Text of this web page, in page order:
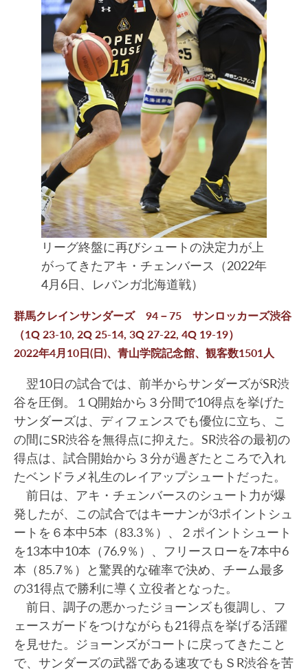
リーグ終盤に再びシュートの決定力が上
がってきたアキ・チェンバース（2022年
4月6日、レバンガ北海道戦）
群馬クレインサンダーズ 94－75 サンロッカーズ渋谷
（1Q 23-10, 2Q 25-14, 3Q 27-22, 4Q 19-19）
2022年4月10日(日)、青山学院記念館、観客数1501人
翌10日の試合では、前半からサンダーズがSR渋
谷を圧倒。１Q開始から３分間で10得点を挙げた
サンダーズは、ディフェンスでも優位に立ち、こ
の間にSR渋谷を無得点に抑えた。SR渋谷の最初の
得点は、試合開始から３分が過ぎたところで入れ
たベンドラメ礼生のレイアップシュートだった。
前日は、アキ・チェンバースのシュート力が爆
発したが、この試合ではキーナンが3ポイントシュ
ートを６本中5本（83.3％）、２ポイントシュート
を13本中10本（76.9％）、フリースローを7本中6
本（85.7％）と驚異的な確率で決め、チーム最多
の31得点で勝利に導く立役者となった。
前日、調子の悪かったジョーンズも復調し、フ
ェースガードをつけながらも21得点を挙げる活躍
を見せた。ジョーンズがコートに戻ってきたこと
で、サンダーズの武器である速攻でもＳR渋谷を苦